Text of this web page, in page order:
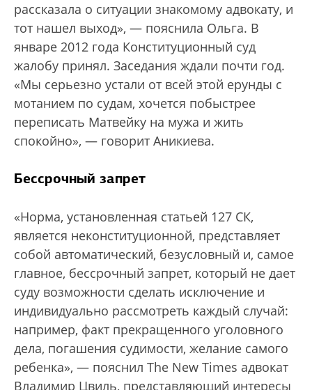
рассказала о ситуации знакомому адвокату, и
тот нашел выход», — пояснила Ольга. В
январе 2012 года Конституционный суд
жалобу принял. Заседания ждали почти год.
«Мы серьезно устали от всей этой ерунды с
мотанием по судам, хочется побыстрее
переписать Матвейку на мужа и жить
спокойно», — говорит Аникиева.
Бессрочный запрет
«Норма, установленная статьей 127 СК,
является неконституционной, представляет
собой автоматический, безусловный и, самое
главное, бессрочный запрет, который не дает
суду возможности сделать исключение и
индивидуально рассмотреть каждый случай:
например, факт прекращенного уголовного
дела, погашения судимости, желание самого
ребенка», — пояснил The New Times адвокат
Владимир Цвиль, представляющий интересы